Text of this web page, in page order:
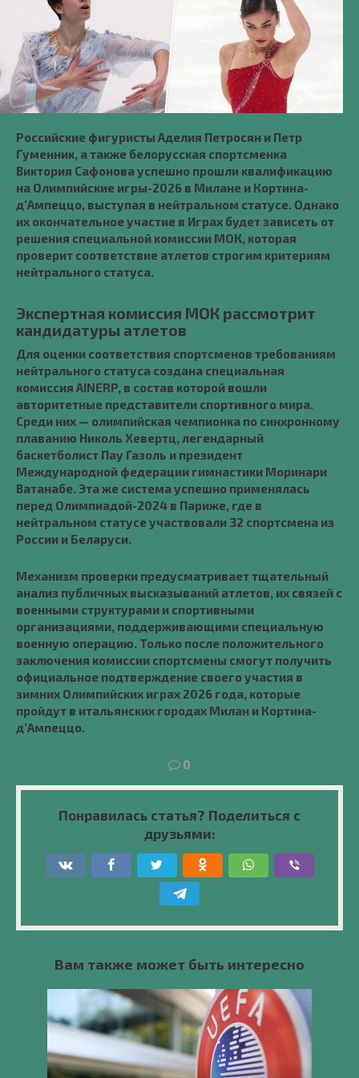
Российские фигуристы Аделия Петросян и Петр
Гуменник, а также белорусская спортсменка
Виктория Сафонова успешно прошли квалификацию
на Олимпийские игры-2026 в Милане и Кортина-
д’Ампеццо, выступая в нейтральном статусе. Однако
их окончательное участие в Играх будет зависеть от
решения специальной комиссии МОК, которая
проверит соответствие атлетов строгим критериям
нейтрального статуса.
Экспертная комиссия МОК рассмотрит
кандидатуры атлетов
Для оценки соответствия спортсменов требованиям
нейтрального статуса создана специальная
комиссия AINERP, в состав которой вошли
авторитетные представители спортивного мира.
Среди них — олимпийская чемпионка по синхронному
плаванию Николь Хевертц, легендарный
баскетболист Пау Газоль и президент
Международной федерации гимнастики Моринари
Ватанабе. Эта же система успешно применялась
перед Олимпиадой-2024 в Париже, где в
нейтральном статусе участвовали 32 спортсмена из
России и Беларуси.
Механизм проверки предусматривает тщательный
анализ публичных высказываний атлетов, их связей с
военными структурами и спортивными
организациями, поддерживающими специальную
военную операцию. Только после положительного
заключения комиссии спортсмены смогут получить
официальное подтверждение своего участия в
зимних Олимпийских играх 2026 года, которые
пройдут в итальянских городах Милан и Кортина-
д’Ампеццо.
0
Понравилась статья? Поделиться с
друзьями:
Вам также может быть интересно